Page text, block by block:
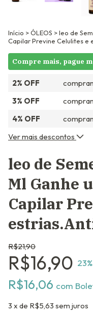
Início >ÓLEOS >leo de
Capilar Previne Celulites e
Compre mais, pague
2% OFF
3% OFF
4% OFF
Ver mais descontos
leo de
Ml Ganhe
Capilar
R$21,90
R$16,90 23
R$16,06 com
3 x de R$5,63 sem juros